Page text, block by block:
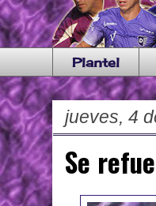
Plantel
jueves, 4
Se